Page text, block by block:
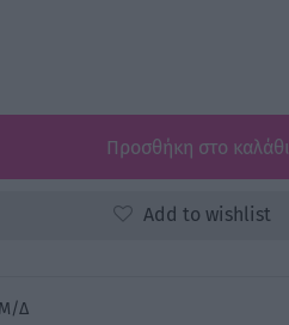
Προσθήκη στο καλάθι
Add to wishlist
Μ/Δ